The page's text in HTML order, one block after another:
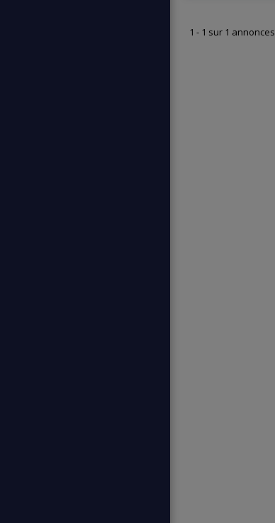
1 - 1 sur 1 annonces